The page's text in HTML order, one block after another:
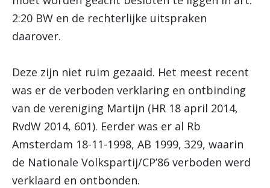
2:20 BW en de rechterlijke uitspraken
daarover.
Deze zijn niet ruim gezaaid. Het meest recent
was er de verboden verklaring en ontbinding
van de vereniging Martijn (HR 18 april 2014,
RvdW 2014, 601). Eerder was er al Rb
Amsterdam 18-11-1998, AB 1999, 329, waarin
de Nationale Volkspartij/CP’86 verboden werd
verklaard en ontbonden.